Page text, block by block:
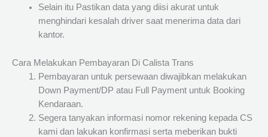
Selain itu Pastikan data yang diisi akurat untuk
menghindari kesalah driver saat menerima data dari
kantor.
Cara Melakukan Pembayaran Di Calista Trans
Pembayaran untuk persewaan diwajibkan melakukan
Down Payment/DP atau Full Payment untuk Booking
Kendaraan.
Segera tanyakan informasi nomor rekening kepada CS
kami dan lakukan konfirmasi serta meberikan bukti